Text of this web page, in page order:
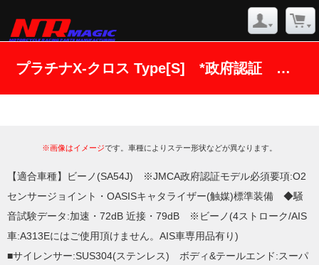
プラチナX-クロス Type[S] *政府認証 ビーノ(SA54J)
※画像はイメージです。車種によりステー形状などが異なります。
【適合車種】ビーノ(SA54J) ※JMCA政府認証モデル必須要項:O2
センサージョイント・OASISキャタライザー(触媒)標準装備 ◆騒
音試験データ:加速・72dB 近接・79dB ※ビーノ(4ストローク/AIS
車:A313Eにはご使用頂けません。AIS車専用品有り)
■サイレンサー:SUS304(ステンレス) ボディ&テールエンド:スーパ